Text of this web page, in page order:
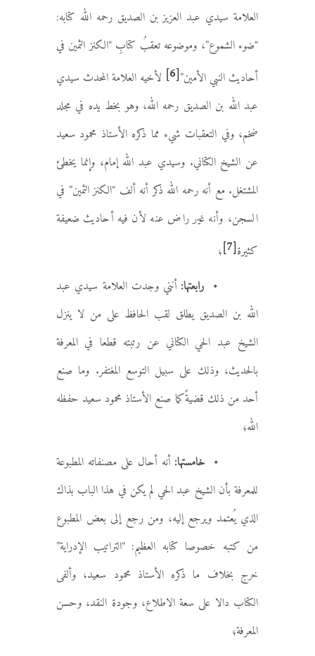
العلامة سيدي عبد العزيز بن الصديق رحمه الله كتابه:
“ضوء الشموع”، وموضوعه تعقبُ كتابِ “الكنز الثمين في
أحاديث النبي الأمين”[6]
لأخيه العلامة المحدث سيدي
عبد الله بن الصديق رحمه الله، وهو بخط يده في مجلد
ضخم، وفي التعقبات شيء مما ذكره الأستاذ محمود سعيد
عن الشيخ الكتاني. وسيدي عبد الله إمام، وإنما يخطئ
المشتغل. مع أنه رحمه الله ذكر أنه ألف “الكنز الثمين” في
السجن، وأنه غير راض عنه لأن فيه أحاديث ضعيفة
كثيرة[7] ؛
• رابعتها: أنني وجدت العلامة سيدي عبد
الله بن الصديق يطلق لقب الحافظ على من لا ينزل
الشيخ عبد الحي الكتاني عن رتبته قطعا في المعرفة
بالحديث، وذلك على سبيل التوسع المغتفر. وما صنع
أحد من ذلك قضيةً كما صنع الأستاذ محمود سعيد حفظه
الله؛
• خامستها: أنه أحال على مصنفاته المطبوعة
للمعرفة بأن الشيخ عبد الحي لم يكن في هذا الباب بذاك
الذي يُعتمد ويرجع إليه، ومن رجع إلى بعض المطبوع
من كتبه خصوصا كتابه العظيم: “التراتيب الإدراية”
خرج بخلاف ما ذكره الأستاذ محمود سعيد، وألفى
الكتاب دالا على سعة الاطلاع، وجودة النقد، وحسن
المعرفة؛